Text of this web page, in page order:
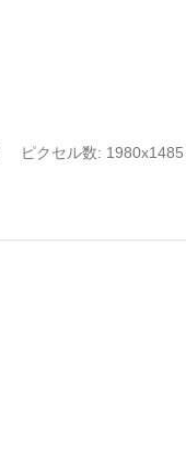
ピクセル数: